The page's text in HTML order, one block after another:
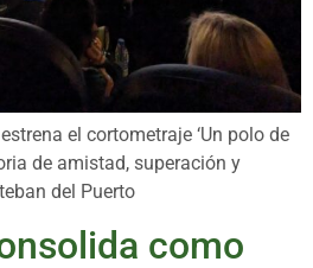
el cortometraje ‘Un polo de
de amistad, superación y
del Puerto
como